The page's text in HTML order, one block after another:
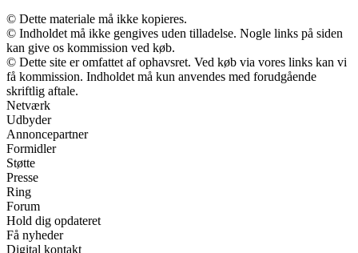
© Dette materiale må ikke kopieres.
© Indholdet må ikke gengives uden tilladelse. Nogle links på siden
kan give os kommission ved køb.
© Dette site er omfattet af ophavsret. Ved køb via vores links kan vi
få kommission. Indholdet må kun anvendes med forudgående
skriftlig aftale.
Netværk
Udbyder
Annoncepartner
Formidler
Støtte
Presse
Ring
Forum
Hold dig opdateret
Få nyheder
Digital kontakt